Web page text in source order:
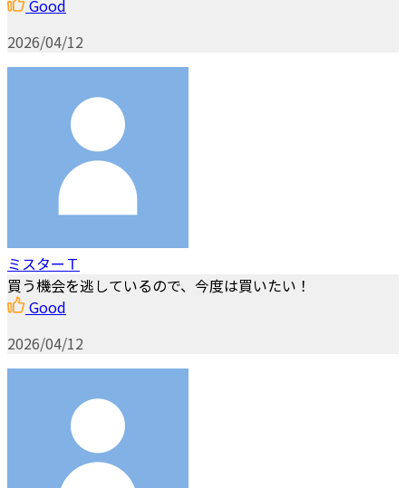
Good
2026/04/12
ミスターＴ
買う機会を逃しているので、今度は買いたい！
Good
2026/04/12